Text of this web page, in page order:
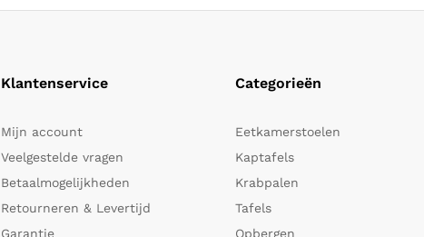
Klantenservice
Mijn account
Veelgestelde vragen
Betaalmogelijkheden
Retourneren & Levertijd
Garantie
Categorieën
Eetkamerstoelen
Kaptafels
Krabpalen
Tafels
Opbergen